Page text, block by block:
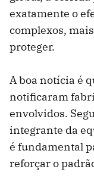
exatamente o
complexos,
proteger.
A boa notícia é
notificaram
envolvidos.
integrante da
é fundamental
reforçar o